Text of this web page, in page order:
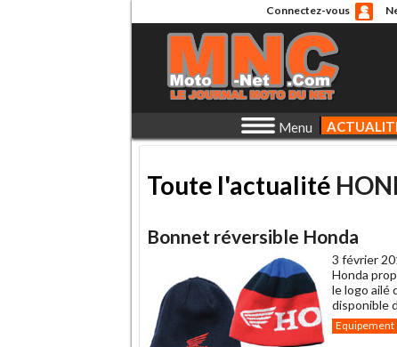
Connectez-vous
Menu
Toute l'actualité
Bonnet réversible Honda
3 février
Honda
le logo ailé
disponible
Equipement